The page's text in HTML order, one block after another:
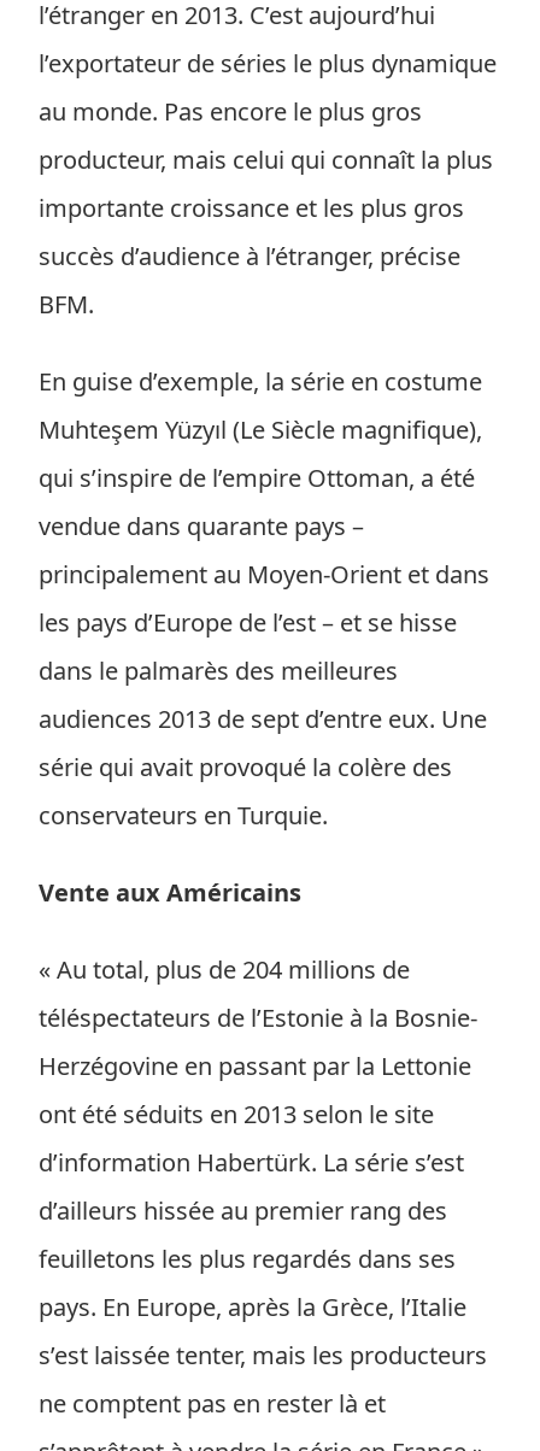
l’étranger en 2013. C’est aujourd’hui
l’exportateur de séries le plus dynamique
au monde. Pas encore le plus gros
producteur, mais celui qui connaît la plus
importante croissance et les plus gros
succès d’audience à l’étranger, précise
BFM.
En guise d’exemple, la série en costume
Muhteşem Yüzyıl (Le Siècle magnifique),
qui s’inspire de l’empire Ottoman, a été
vendue dans quarante pays –
principalement au Moyen-Orient et dans
les pays d’Europe de l’est – et se hisse
dans le palmarès des meilleures
audiences 2013 de sept d’entre eux. Une
série qui avait provoqué la colère des
conservateurs en Turquie.
Vente aux Américains
« Au total, plus de 204 millions de
téléspectateurs de l’Estonie à la Bosnie-
Herzégovine en passant par la Lettonie
ont été séduits en 2013 selon le site
d’information Habertürk. La série s’est
d’ailleurs hissée au premier rang des
feuilletons les plus regardés dans ses
pays. En Europe, après la Grèce, l’Italie
s’est laissée tenter, mais les producteurs
ne comptent pas en rester là et